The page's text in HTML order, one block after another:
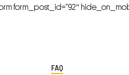
form_post_id=”92″
FAQ